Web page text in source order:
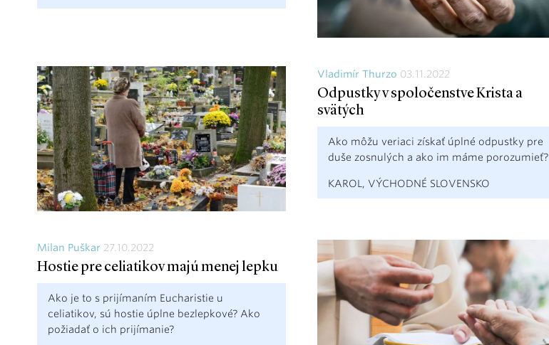
Vladimír Thurzo 03.11.2022
Odpustky v spoločenstve Krista a
svätých
Ako môžu veriaci získať úplné odpustky pre
duše zosnulých a ako im máme porozumieť?
KAROL, VÝCHODNÉ SLOVENSKO
Milan Puškar 27.10.2022
Hostie pre celiatikov majú menej lepku
Ako je to s prijímaním Eucharistie u
celiatikov, sú hostie úplne bezlepkové? Ako
požiadať o ich prijímanie?